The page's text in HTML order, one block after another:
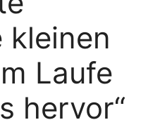
kleinen
Laufe
hervor“